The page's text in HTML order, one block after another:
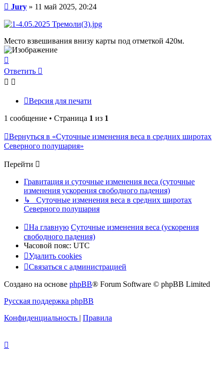
Сообщение
Jury » 11 май 2025, 20:24
Место взвешивания внизу карты под отметкой 420м.
к
началу
Ответить
Версия для печати
1 сообщение • Страница 1 из 1
Вернуться в «Суточные изменения веса в средних широтах
Северного полушария»
Перейти
Гравитация и суточные изменения веса (суточные
изменения ускорения свободного падения)
↳ Суточные изменения веса в средних широтах
Северного полушария
На главную Суточные изменения веса (ускорения
свободного падения)
Часовой пояс: UTC
Удалить cookies
Связаться с администрацией
Создано на основе phpBB® Forum Software © phpBB Limited
Русская поддержка phpBB
Конфиденциальность | Правила